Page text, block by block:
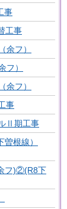
事
工事
余フ）
フ）
余フ）
事
Ⅱ期工事
根線）
フ)②(R8下